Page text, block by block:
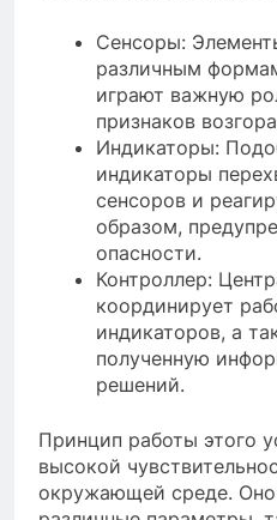
Сенсоры:
различным
играют важную
признаков
Индикаторы:
индикаторы
сенсоров и
образом,
опасности.
Контроллер:
координирует
индикаторов, а
полученную
решений.
Принцип работы этого
высокой
окружающей среде. Оно